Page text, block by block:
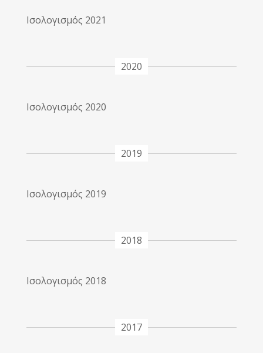
Ισολογισμός 2021
2020
Ισολογισμός 2020
2019
Ισολογισμός 2019
2018
Ισολογισμός 2018
2017